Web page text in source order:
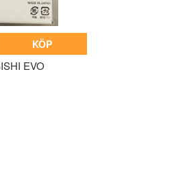
KÖP
EVO